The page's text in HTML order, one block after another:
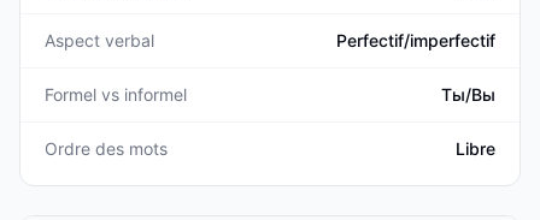
Aspect verbal Perfectif/imperfectif
Formel vs informel Ты/Вы
Ordre des mots Libre